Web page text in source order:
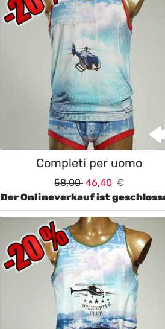
Completi per uomo
58,00 46,40 €
Der Onlineverkauf ist